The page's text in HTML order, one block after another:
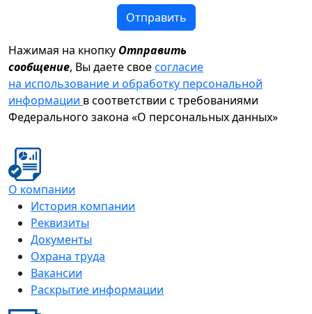
Отправить
Нажимая на кнопку Отправить
сообщение, Вы даете своесогласие
на использование и обработку персональной
информации в соответствии с требованиями
Федерального закона «О персональных данных»
О компании
История компании
Реквизиты
Документы
Охрана труда
Вакансии
Раскрытие информации